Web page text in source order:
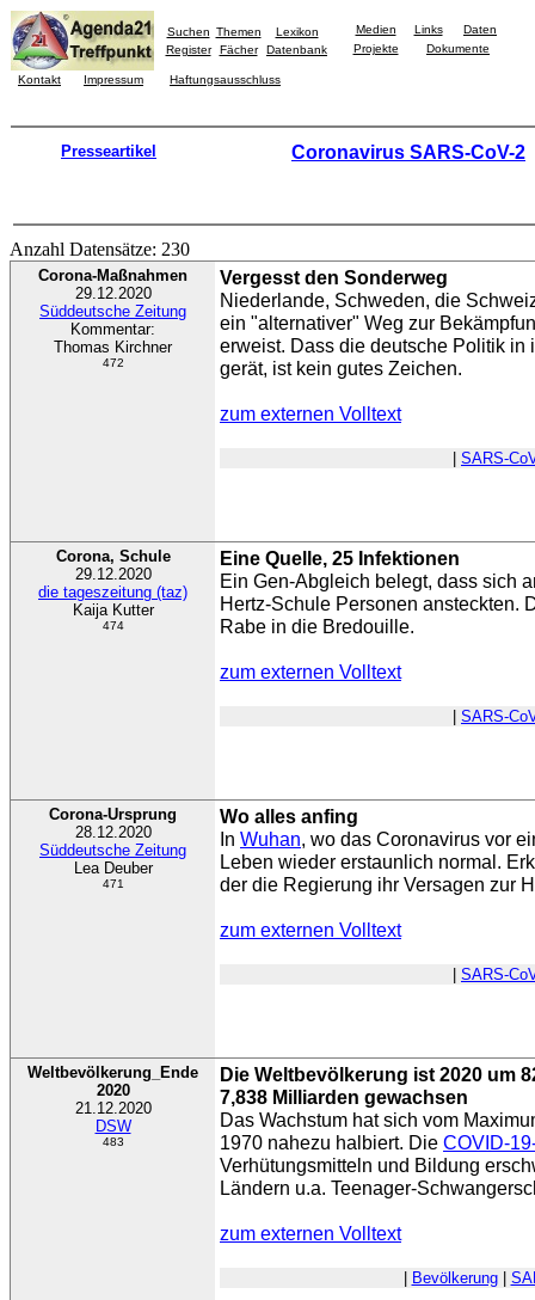
Suchen Themen
Lexikon
Register
Fächer Datenbank
Medien Links
Daten
Projekte
Dokumente
Kontakt Impressum Haftungsausschluss
Presseartikel Coronavirus SARS-CoV-2
Anzahl Datensätze: 230
Corona-Maßnahmen
29.12.2020
Süddeutsche Zeitung
Kommentar:
Thomas Kirchner
472
Vergesst den Sonderweg
Niederlande, Schweden, die
ein "alternativer" Weg zur
erweist. Dass die deutsche Politik in
gerät, ist kein gutes Zeichen.
zum externen Volltext
SARS-
Corona, Schule
29.12.2020
die tageszeitung (taz)
Kaija Kutter
474
Eine Quelle, 25 Infektionen
Ein Gen-Abgleich belegt, dass sich
Hertz-Schule Personen ansteckten.
Rabe in die Bredouille.
zum externen Volltext
SARS-
Corona-Ursprung
28.12.2020
Süddeutsche Zeitung
Lea Deuber
471
Wo alles anfing
In Wuhan, wo das Coronavirus vor
Leben wieder erstaunlich normal.
der die Regierung ihr Versagen zur
zum externen Volltext
SARS-
Weltbevölkerung_Ende
2020
21.12.2020
DSW
483
Die Weltbevölkerung ist 2020 um
7,838 Milliarden gewachsen
Das Wachstum hat sich vom
1970 nahezu halbiert. Die COVID-
Verhütungsmitteln und Bildung
Ländern u.a. Teenager-
zum externen Volltext
Bevölkerung|